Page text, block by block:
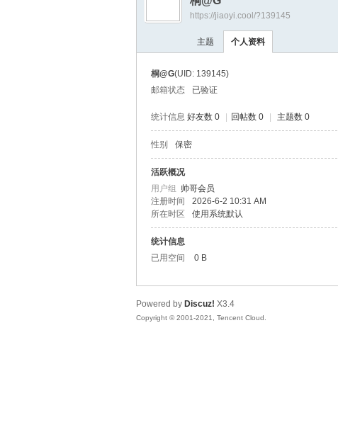
网
›
https://jiaoyi.cool/?139145
主题 个人资料
桐@G(UID: 139145)
邮箱状态
已验证
统计信息 好友数 0 回帖数 0 主题数 0
性别 保密
活跃概况
用户组 帅哥会员
注册时间
2026-6-2 10:31 AM
所在时区
使用系统默认
统计信息
已用空间
0 B
Powered by Discuz! X3.4
Copyright © 2001-2021, Tencent Cloud.